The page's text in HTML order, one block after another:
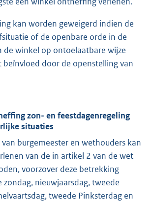
kan worden geweigerd indien de
of de openbare orde in de
de winkel op ontoelaatbare wijze
beïnvloed door de openstelling van
zon- en feestdagenregeling
situaties
van burgemeester en wethouders kan
van de in artikel 2 van de wet
voorzover deze betrekking
zondag, nieuwjaarsdag, tweede
tweede Pinksterdag en